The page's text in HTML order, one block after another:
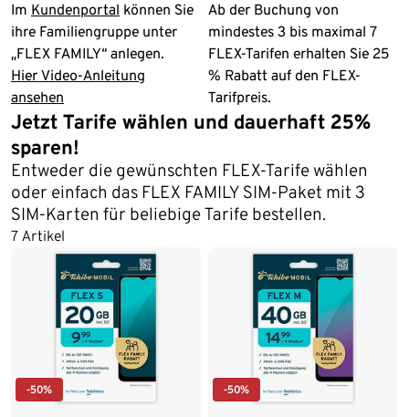
Im Kundenportal können Sie
ihre Familiengruppe unter
„FLEX FAMILY“ anlegen.
Hier Video-Anleitung
ansehen
Ab der Buchung von
mindestes 3 bis maximal 7
FLEX-Tarifen erhalten Sie 25
% Rabatt auf den FLEX-
Tarifpreis.
Jetzt Tarife wählen und dauerhaft 25%
sparen!
Entweder die gewünschten FLEX-Tarife wählen
oder einfach das FLEX FAMILY SIM-Paket mit 3
SIM-Karten für beliebige Tarife bestellen.
7 Artikel
-50% -50%